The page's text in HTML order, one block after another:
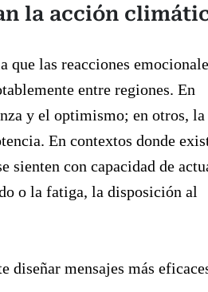
la acción
que las reacciones
entre regiones. En
y el optimismo; en otros, la
En contextos donde
sienten con capacidad de
o la fatiga, la disposición al
diseñar mensajes más